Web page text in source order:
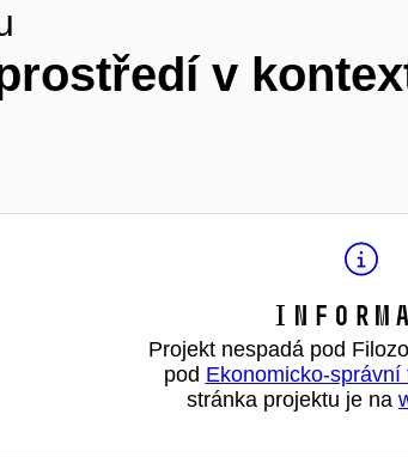
v
Projekt nespadá pod
pod Ekonomicko-správní
stránka projektu je na